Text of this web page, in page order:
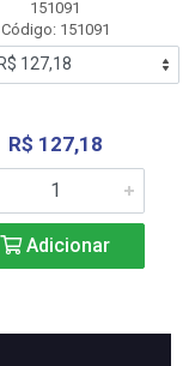
151091
Código: 151091
R$ 127,18
Adicionar